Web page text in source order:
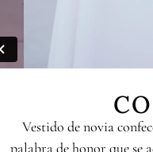
Vestido de novia
palabra de honor que se